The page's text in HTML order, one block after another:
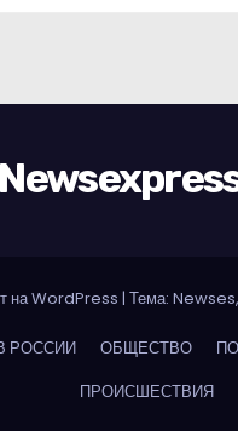
на WordPress | Тема:
РОССИИ ОБЩЕСТВО
ПРОИСШЕСТВИЯ